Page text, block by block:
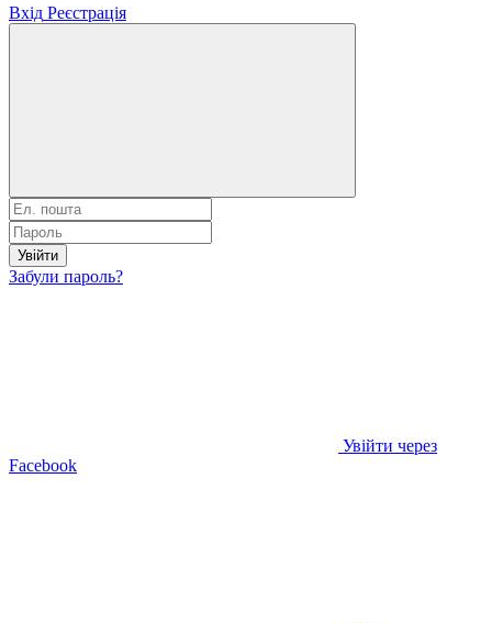
Вхід Реєстрація
Увійти
Забули пароль?
Увійти через
Facebook